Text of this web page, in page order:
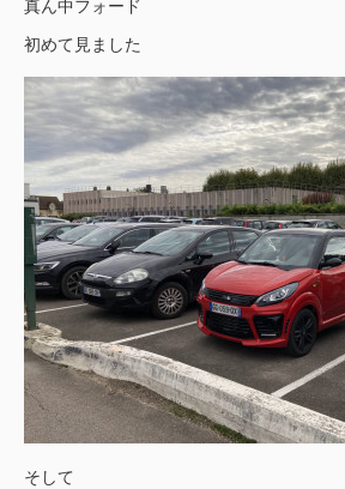
真ん中フォード
初めて見ました
そして